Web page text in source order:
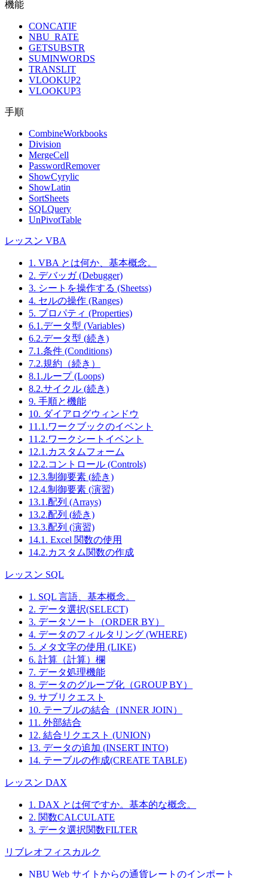
機能
CONCATIF
NBU_RATE
GETSUBSTR
SUMINWORDS
TRANSLIT
VLOOKUP2
VLOOKUP3
手順
CombineWorkbooks
Division
MergeCell
PasswordRemover
ShowCyrylic
ShowLatin
SortSheets
SQLQuery
UnPivotTable
レッスン VBA
1. VBA とは何か、基本概念。
2. デバッガ (Debugger)
3. シートを操作する (Sheetss)
4. セルの操作 (Ranges)
5. プロパティ (Properties)
6.1.データ型 (Variables)
6.2.データ型 (続き)
7.1.条件 (Conditions)
7.2.規約（続き）
8.1.ループ (Loops)
8.2.サイクル (続き)
9. 手順と機能
10. ダイアログウィンドウ
11.1.ワークブックのイベント
11.2.ワークシートイベント
12.1.カスタムフォーム
12.2.コントロール (Controls)
12.3.制御要素 (続き)
12.4.制御要素 (演習)
13.1.配列 (Arrays)
13.2.配列 (続き)
13.3.配列 (演習)
14.1. Excel 関数の使用
14.2.カスタム関数の作成
レッスン SQL
1. SQL 言語、基本概念。
2. データ選択(SELECT)
3. データソート（ORDER BY）
4. データのフィルタリング (WHERE)
5. メタ文字の使用 (LIKE)
6. 計算（計算）欄
7. データ処理機能
8. データのグループ化（GROUP BY）
9. サブリクエスト
10. テーブルの結合（INNER JOIN）
11. 外部結合
12. 結合リクエスト (UNION)
13. データの追加 (INSERT INTO)
14. テーブルの作成(CREATE TABLE)
レッスン DAX
1. DAX とは何ですか。基本的な概念。
2. 関数CALCULATE
3. データ選択関数FILTER
リブレオフィスカルク
NBU Web サイトからの通貨レートのインポート